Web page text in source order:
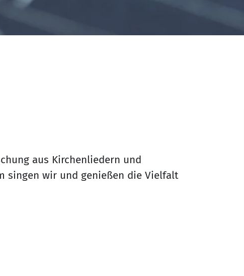
aus Kirchenliedern und
singen wir und genießen die Vielfalt